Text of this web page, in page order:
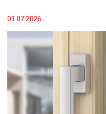
01.07.2026